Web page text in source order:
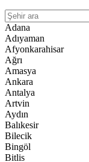
Adana
Adıyaman
Afyonkarahisar
Ağrı
Amasya
Ankara
Antalya
Artvin
Aydın
Balıkesir
Bilecik
Bingöl
Bitlis